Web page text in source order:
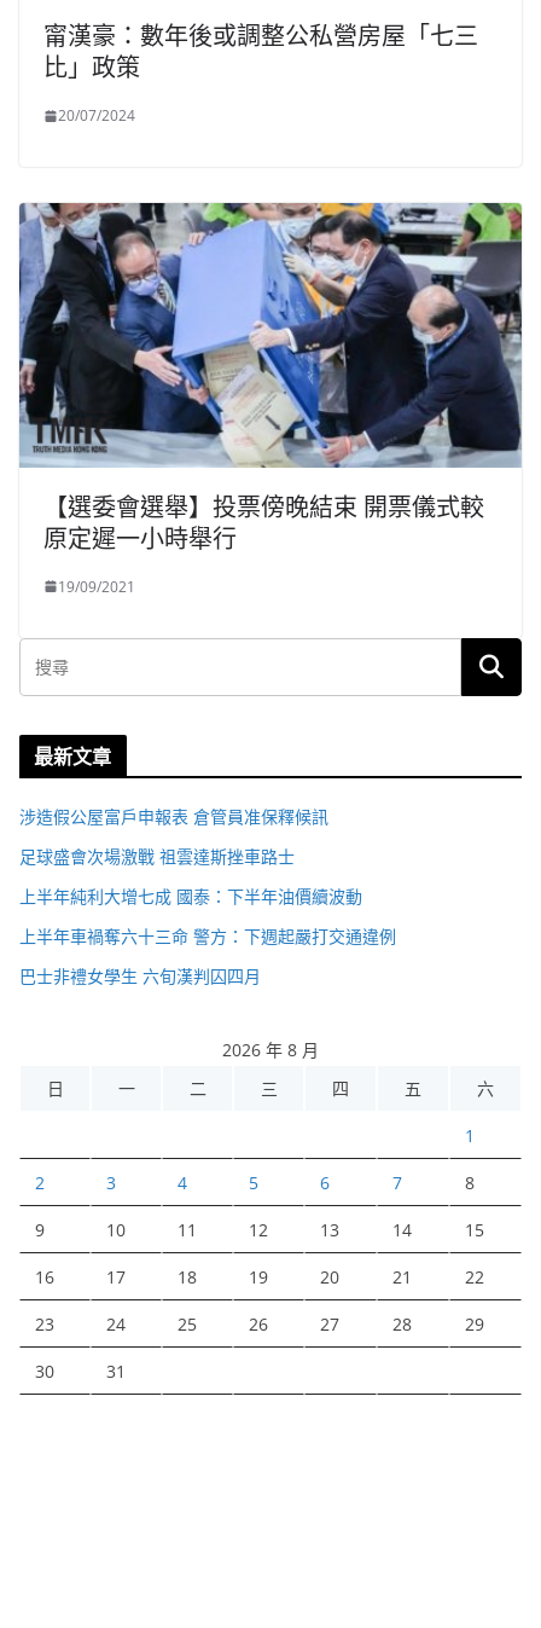
甯漢豪：數年後或調整公私營房屋「七三
比」政策
20/07/2024
【選委會選舉】投票傍晚結束 開票儀式較
原定遲一小時舉行
19/09/2021
最新文章
涉造假公屋富戶申報表 倉管員准保釋候訊
足球盛會次場激戰 祖雲達斯挫車路士
上半年純利大增七成 國泰：下半年油價續波動
上半年車禍奪六十三命 警方：下週起嚴打交通違例
巴士非禮女學生 六旬漢判囚四月
2026 年 8 月
日
一 二 三 四 五 六
1
2 3 4 5 6 7 8
9 10 11 12 13 14 15
16 17 18 19 20 21 22
23 24 25 26 27 28 29
30 31